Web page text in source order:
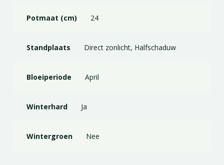
Potmaat (cm) 24
Standplaats Direct zonlicht, Halfschaduw
Bloeiperiode April
Winterhard Ja
Wintergroen Nee